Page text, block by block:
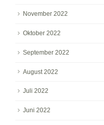
November 2022
Oktober 2022
September 2022
August 2022
Juli 2022
Juni 2022